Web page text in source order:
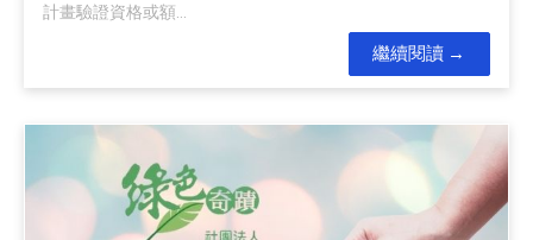
計畫驗證資格或額...
繼續閱讀